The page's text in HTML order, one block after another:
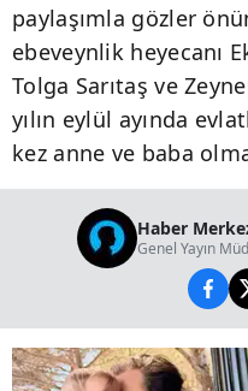
paylaşımla gözler
ebeveynlik heyecanı
Tolga Sarıtaş ve
yılın eylül ayında
kez anne ve baba
Haber
Genel Yayın